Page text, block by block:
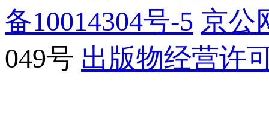
备10014304号-5 京公
049号 出版物经营许